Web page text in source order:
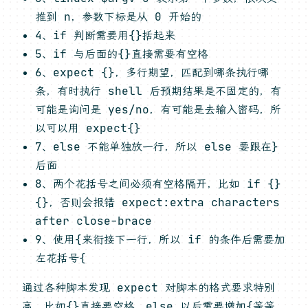
推到 n，参数下标是从 0 开始的
4、if 判断需要用{}括起来
5、if 与后面的{}直接需要有空格
6、expect {}，多行期望，匹配到哪条执行哪
条，有时执行 shell 后预期结果是不固定的，有
可能是询问是 yes/no，有可能是去输入密码，所
以可以用 expect{}
7、else 不能单独放一行，所以 else 要跟在}
后面
8、两个花括号之间必须有空格隔开，比如 if {}
{}，否则会报错 expect:extra characters
after close-brace
9、使用{来衔接下一行，所以 if 的条件后需要加
左花括号{
通过各种脚本发现 expect 对脚本的格式要求特别